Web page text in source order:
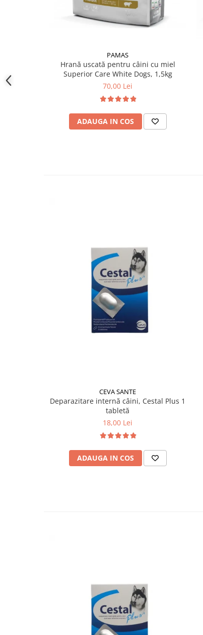
PAMAS
Hrană uscată pentru câini cu miel
Superior Care White Dogs, 1,5kg
70,00 Lei
ADAUGA IN COS
CEVA SANTE
Deparazitare internă câini, Cestal Plus 1
tabletă
18,00 Lei
ADAUGA IN COS